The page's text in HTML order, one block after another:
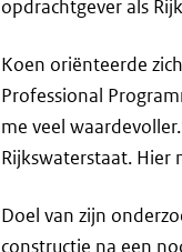
opdrachtgever als
Koen oriënteerde
Professional
me veel
Rijkswaterstaat. Hier
Doel van zijn
constructie na een